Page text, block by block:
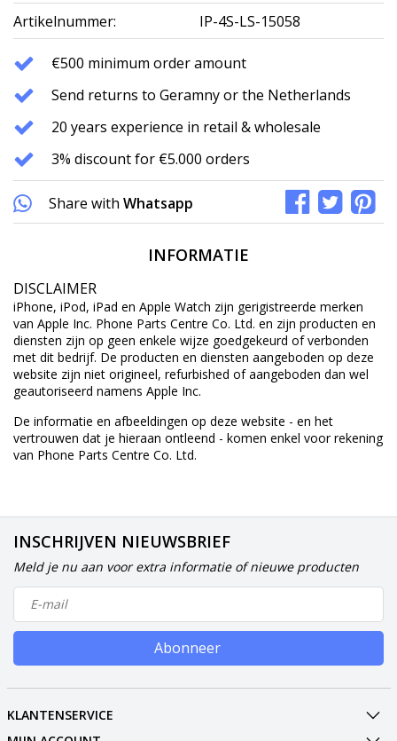
Artikelnummer: IP-4S-LS-15058
€500 minimum order amount
Send returns to Geramny or the Netherlands
20 years experience in retail & wholesale
3% discount for €5.000 orders
Share with Whatsapp
INFORMATIE
DISCLAIMER
iPhone, iPod, iPad en Apple Watch zijn gerigistreerde merken
van Apple Inc. Phone Parts Centre Co. Ltd. en zijn producten en
diensten zijn op geen enkele wijze goedgekeurd of verbonden
met dit bedrijf. De producten en diensten aangeboden op deze
website zijn niet origineel, refurbished of aangeboden dan wel
geautoriseerd namens Apple Inc.
De informatie en afbeeldingen op deze website - en het
vertrouwen dat je hieraan ontleend - komen enkel voor rekening
van Phone Parts Centre Co. Ltd.
INSCHRIJVEN NIEUWSBRIEF
Meld je nu aan voor extra informatie of nieuwe producten
Abonneer
KLANTENSERVICE